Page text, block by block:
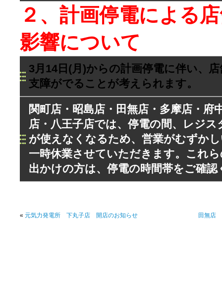
２、計画停電による
影響について
3月14日(月)からの計画停電に伴い、
支障がでることが考えられます。
関町店・昭島店・田無店・多摩店・府
店・八王子店では、停電の間、レジス
が使えなくなるため、営業がむずか
一時休業させていただきます。これ
出かけの方は、停電の時間帯をご確認
« 元気力発電所 下丸子店 開店のお知らせ 田無店